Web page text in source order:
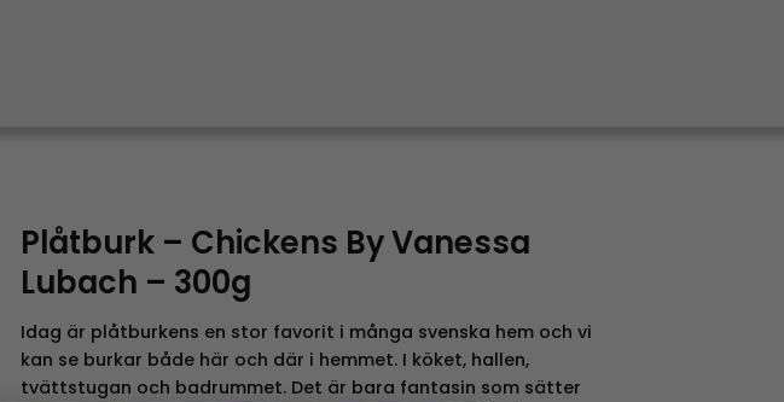
Plåtburk – Chickens By Vanessa
Lubach – 300g
Idag är plåtburkens en stor favorit i många svenska hem och vi
kan se burkar både här och där i hemmet. I köket, hallen,
tvättstugan och badrummet. Det är bara fantasin som sätter